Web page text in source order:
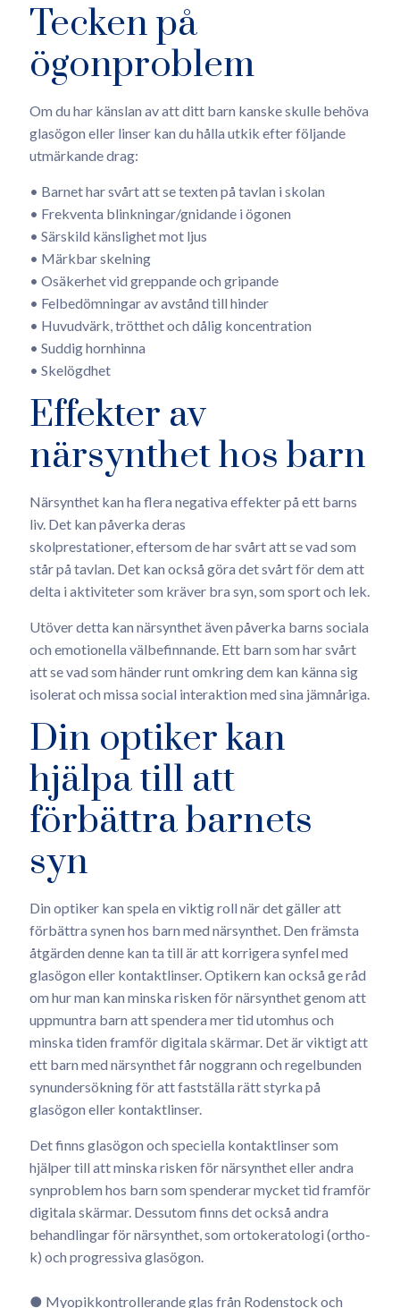
Tecken på
ögonproblem
Om du har känslan av att ditt barn kanske skulle behöva
glasögon eller linser kan du hålla utkik efter följande
utmärkande drag:
• Barnet har svårt att se texten på tavlan i skolan
• Frekventa blinkningar/gnidande i ögonen
• Särskild känslighet mot ljus
• Märkbar skelning
• Osäkerhet vid greppande och gripande
• Felbedömningar av avstånd till hinder
• Huvudvärk, trötthet och dålig koncentration
• Suddig hornhinna
• Skelögdhet
Effekter av
närsynthet hos barn
Närsynthet kan ha flera negativa effekter på ett barns
liv. Det kan påverka deras
skolprestationer, eftersom de har svårt att se vad som
står på tavlan. Det kan också göra det svårt för dem att
delta i aktiviteter som kräver bra syn, som sport och lek.
Utöver detta kan närsynthet även påverka barns sociala
och emotionella välbefinnande. Ett barn som har svårt
att se vad som händer runt omkring dem kan känna sig
isolerat och missa social interaktion med sina jämnåriga.
Din optiker kan
hjälpa till att
förbättra barnets
syn
Din optiker kan spela en viktig roll när det gäller att
förbättra synen hos barn med närsynthet. Den främsta
åtgärden denne kan ta till är att korrigera synfel med
glasögon eller kontaktlinser. Optikern kan också ge råd
om hur man kan minska risken för närsynthet genom att
uppmuntra barn att spendera mer tid utomhus och
minska tiden framför digitala skärmar. Det är viktigt att
ett barn med närsynthet får noggrann och regelbunden
synundersökning för att fastställa rätt styrka på
glasögon eller kontaktlinser.
Det finns glasögon och speciella kontaktlinser som
hjälper till att minska risken för närsynthet eller andra
synproblem hos barn som spenderar mycket tid framför
digitala skärmar. Dessutom finns det också andra
behandlingar för närsynthet, som ortokeratologi (ortho-
k) och progressiva glasögon.
● Myopikkontrollerande glas från Rodenstock och